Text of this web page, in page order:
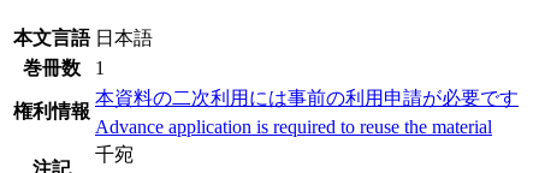
本文言語 日本語
巻冊数
1
権利情報
本資料の二次利用には事前の利用申請が必要です
Advance application is required to reuse the material
注記
千宛